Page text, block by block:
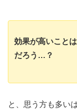
効果が高いこと
だろう…？
と、思う方も多いは